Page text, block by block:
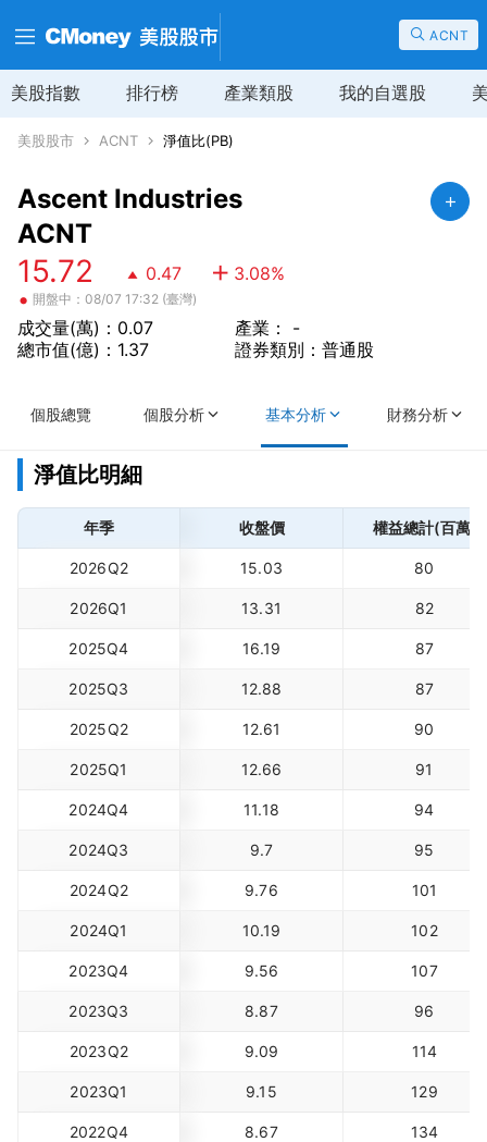
ACNT
美股指數 排行榜 產業類股 我的自選股
美股股市 ACNT 淨值比(PB)
Ascent Industries
ACNT
15.72 0.47 3.08%
• 開盤中：08/07 17:32 (臺灣)
成交量(萬)：0.07
總市值(億)：1.37
產業： -
證券類別：普通股
個股總覽 個股分析 基本分析 財務分析
淨值比明細
年季 收盤價 權益總計(百萬)
2026Q2 15.03 80
2026Q1 13.31 82
2025Q4 16.19 87
2025Q3 12.88 87
2025Q2 12.61 90
2025Q1 12.66 91
2024Q4 11.18 94
2024Q3 9.7 95
2024Q2 9.76 101
2024Q1 10.19 102
2023Q4 9.56 107
2023Q3 8.87 96
2023Q2 9.09 114
2023Q1 9.15 129
2022Q4 8.67 134